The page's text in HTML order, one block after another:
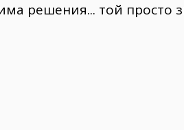
решения... той просто